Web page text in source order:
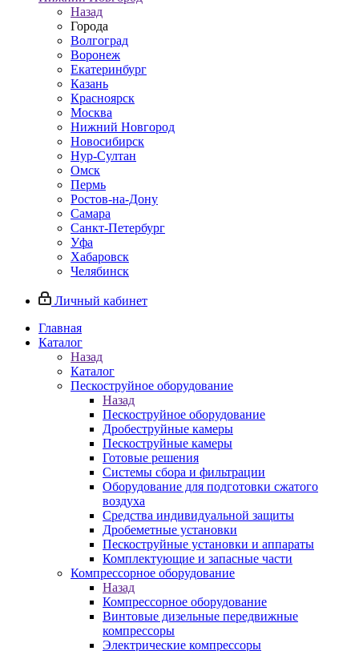
Назад
Города
Волгоград
Воронеж
Екатеринбург
Казань
Красноярск
Москва
Нижний Новгород
Новосибирск
Нур-Султан
Омск
Пермь
Ростов-на-Дону
Самара
Санкт-Петербург
Уфа
Хабаровск
Челябинск
Личный кабинет
Главная
Каталог
Назад
Каталог
Пескоструйное оборудование
Назад
Пескоструйное оборудование
Дробеструйные камеры
Пескоструйные камеры
Готовые решения
Системы сбора и фильтрации
Оборудование для подготовки сжатого
воздуха
Средства индивидуальной защиты
Дробеметные установки
Пескоструйные установки и аппараты
Комплектующие и запасные части
Компрессорное оборудование
Назад
Компрессорное оборудование
Винтовые дизельные передвижные
компрессоры
Электрические компрессоры